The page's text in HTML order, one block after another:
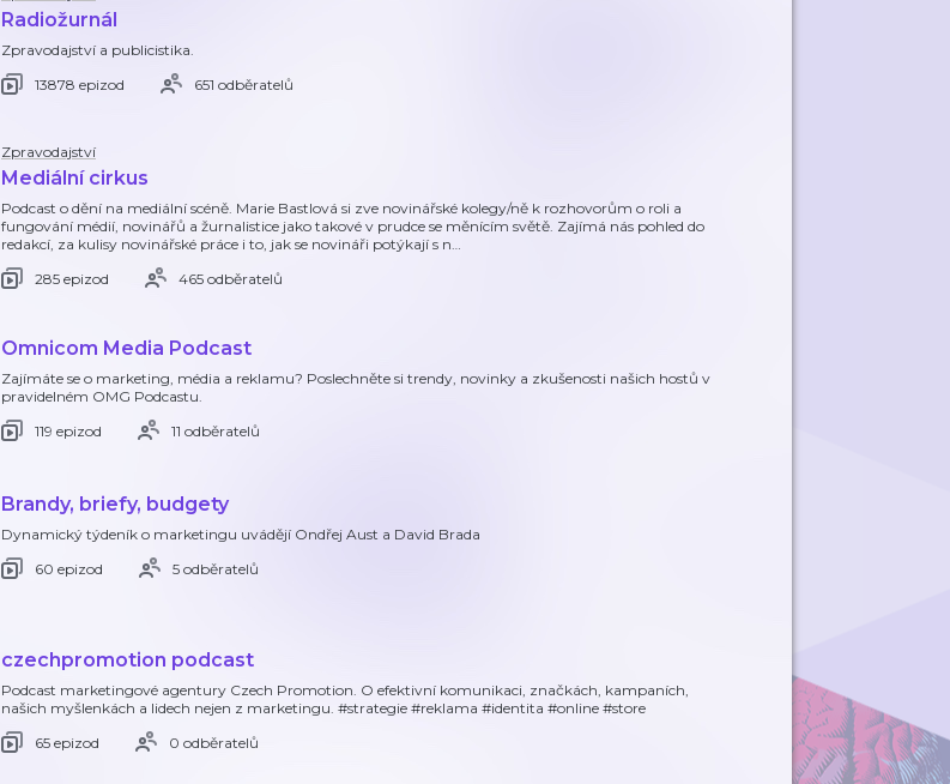
Radiožurnál
Zpravodajství a publicistika.
13878 epizod
651 odběratelů
Zpravodajství
Mediální cirkus
Podcast o dění na mediální scéně. Marie Bastlová si zve novinářské kolegy/ně k rozhovorům o roli a
fungování médií, novinářů a žurnalistice jako takové v prudce se měnícím světě. Zajímá nás pohled do
redakcí, za kulisy novinářské práce i to, jak se novináři potýkají s n…
285 epizod
465 odběratelů
Omnicom Media Podcast
Zajímáte se o marketing, média a reklamu? Poslechněte si trendy, novinky a zkušenosti našich hostů v
pravidelném OMG Podcastu.
119 epizod
11 odběratelů
Brandy, briefy, budgety
Dynamický týdeník o marketingu uvádějí Ondřej Aust a David Brada
60 epizod
5 odběratelů
czechpromotion podcast
Podcast marketingové agentury Czech Promotion. O efektivní komunikaci, značkách, kampaních,
našich myšlenkách a lidech nejen z marketingu. #strategie #reklama #identita #online #store
65 epizod
0 odběratelů